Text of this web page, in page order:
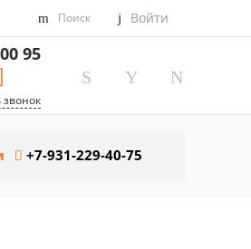
Поиск Войти
95
звонок
+7-931-229-40-75